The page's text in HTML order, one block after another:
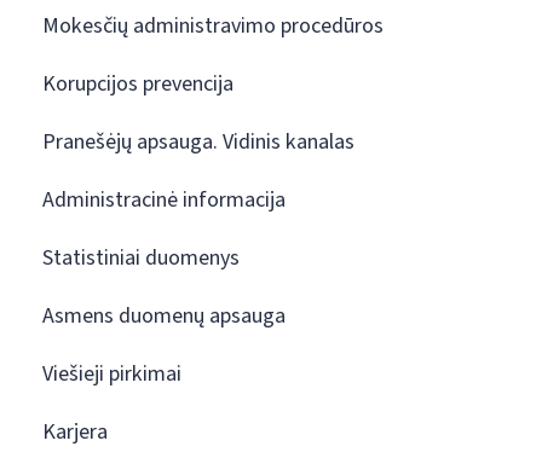
Mokesčių administravimo procedūros
Korupcijos prevencija
Pranešėjų apsauga. Vidinis kanalas
Administracinė informacija
Statistiniai duomenys
Asmens duomenų apsauga
Viešieji pirkimai
Karjera